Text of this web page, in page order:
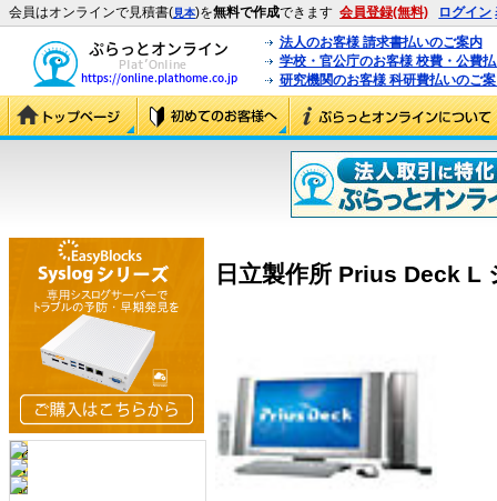
会員はオンラインで見積書(見本)を無料で作成できます 会員登録(無料) ログイン
法人のお客様 請求書払いのご案内
学校・官公庁のお客様 校費・公費
研究機関のお客様 科研費払いのご
日立製作所 Prius Deck L